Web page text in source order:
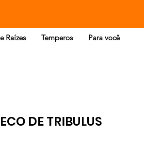
Raízes Temperos Para você
DE TRIBULUS